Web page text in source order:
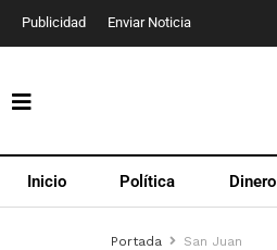
Publicidad Enviar Noticia
Inicio Política Dinero
Portada San Juan